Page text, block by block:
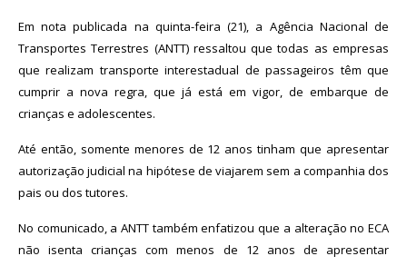
Em nota publicada na quinta-feira (21), a Agência Nacional de
Transportes Terrestres (ANTT) ressaltou que todas as empresas
que realizam transporte interestadual de passageiros têm que
cumprir a nova regra, que já está em vigor, de embarque de
crianças e adolescentes.
Até então, somente menores de 12 anos tinham que apresentar
autorização judicial na hipótese de viajarem sem a companhia dos
pais ou dos tutores.
No comunicado, a ANTT também enfatizou que a alteração no ECA
não isenta crianças com menos de 12 anos de apresentar